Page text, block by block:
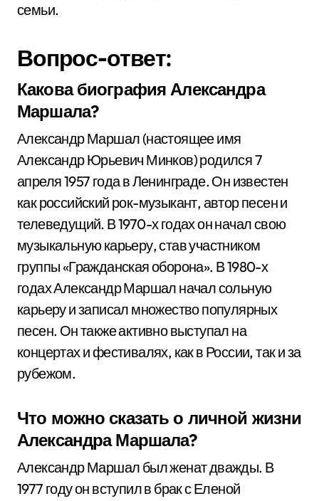
семьи.
Вопрос-ответ:
Какова биография Александра
Маршала?
Александр Маршал (настоящее имя
Александр Юрьевич Минков) родился 7
апреля 1957 года в Ленинграде. Он известен
как российский рок-музыкант, автор песен и
телеведущий. В 1970-х годах он начал свою
музыкальную карьеру, став участником
группы «Гражданская оборона». В 1980-х
годах Александр Маршал начал сольную
карьеру и записал множество популярных
песен. Он также активно выступал на
концертах и фестивалях, как в России, так и за
рубежом.
Что можно сказать о личной жизни
Александра Маршала?
Александр Маршал был женат дважды. В
1977 году он вступил в брак с Еленой